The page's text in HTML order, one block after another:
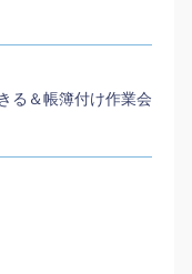
る＆帳簿付け作業会